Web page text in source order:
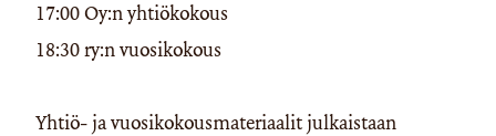
17:00 Oy:n yhtiökokous
18:30 ry:n vuosikokous
Yhtiö- ja vuosikokousmateriaalit julkaistaan